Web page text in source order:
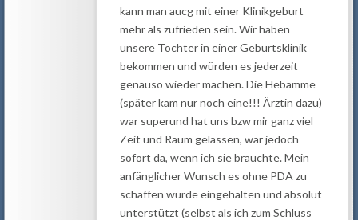
kann man aucg mit einer Klinikgeburt
mehr als zufrieden sein. Wir haben
unsere Tochter in einer Geburtsklinik
bekommen und würden es jederzeit
genauso wieder machen. Die Hebamme
(später kam nur noch eine!!! Ärztin dazu)
war superund hat uns bzw mir ganz viel
Zeit und Raum gelassen, war jedoch
sofort da, wenn ich sie brauchte. Mein
anfänglicher Wunsch es ohne PDA zu
schaffen wurde eingehalten und absolut
unterstützt (selbst als ich zum Schluss